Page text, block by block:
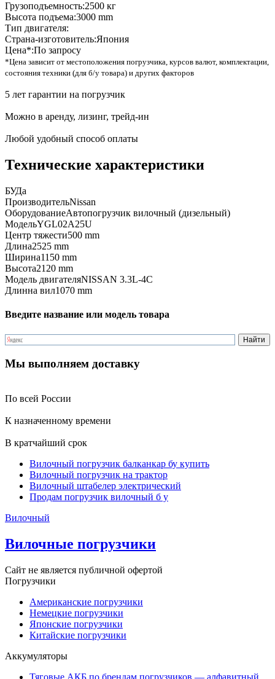
Грузоподъемность:2500 кг
Высота подъема:3000 mm
Тип двигателя:
Страна-изготовитель:Япония
Цена*:По запросу
*Цена зависит от местоположения погрузчика, курсов валют, комплектации,
состояния техники (для б/у товара) и других факторов
5 лет гарантии на погрузчик
Можно в аренду, лизинг, трейд-ин
Любой удобный способ оплаты
Технические характеристики
БУДа
ПроизводительNissan
ОборудованиеАвтопогрузчик вилочный (дизельный)
МодельYGL02A25U
Центр тяжести500 mm
Длина2525 mm
Ширина1150 mm
Высота2120 mm
Модель двигателяNISSAN 3.3L-4C
Длинна вил1070 mm
Введите название или модель товара
Мы выполняем доставку
По всей России
К назначенному времени
В кратчайший срок
Вилочный погрузчик балканкар бу купить
Вилочный погрузчик на трактор
Вилочный штабелер электрический
Продам погрузчик вилочный б у
Вилочный
Вилочные погрузчики
Сайт не является публичной офертой
Погрузчики
Американские погрузчики
Немецкие погрузчики
Японские погрузчики
Китайские погрузчики
Аккумуляторы
Тяговые АКБ по брендам погрузчиков — алфавитный